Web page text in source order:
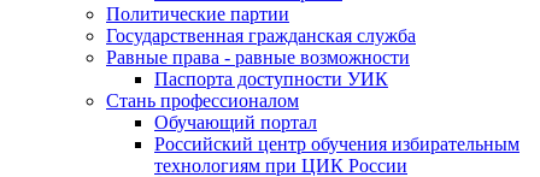
Политические партии
Государственная гражданская служба
Равные права - равные возможности
Паспорта доступности УИК
Стань профессионалом
Обучающий портал
Российский центр обучения избирательным
технологиям при ЦИК России